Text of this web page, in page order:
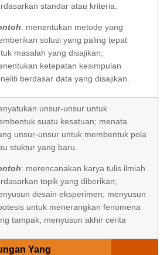
standar atau kriteria.
: menentukan metode yang
solusi yang paling tepat
masalah yang disajikan;
ketepatan kesimpulan
berdasar data yang disajikan.
unsur-unsur untuk
suatu kesatuan; menata
unsur-unsur untuk membentuk pola
stuktur yang baru.
: merencanakan karya tulis ilmiah
topik yang diberikan;
desain eksperimen; menyusun
untuk menerangkan fenomena
tampak; menyusun akhir cerita
Yang